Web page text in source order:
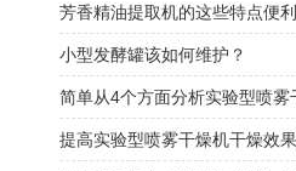
芳香精油提取机的这些特点便
小型发酵罐该如何维护？
提高实验型喷雾干燥机干燥效